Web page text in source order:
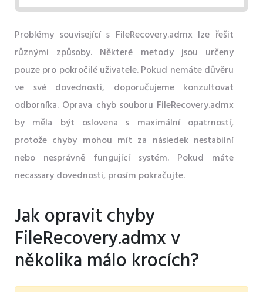
Problémy související s FileRecovery.admx lze řešit
různými způsoby. Některé metody jsou určeny
pouze pro pokročilé uživatele. Pokud nemáte důvěru
ve své dovednosti, doporučujeme konzultovat
odborníka. Oprava chyb souboru FileRecovery.admx
by měla být oslovena s maximální opatrností,
protože chyby mohou mít za následek nestabilní
nebo nesprávně fungující systém. Pokud máte
necassary dovednosti, prosím pokračujte.
Jak opravit chyby
FileRecovery.admx v
několika málo krocích?